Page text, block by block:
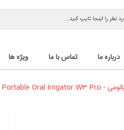
درباره ما تماس با ما ویژه ها